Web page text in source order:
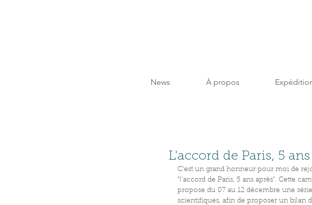
News À propos
L'accord de Paris, 5
C'est un grand honneur pour moi de
"l'accord de Paris, 5 ans après". Cette
propose du 07 au 12 décembre une
scientifiques, afin de proposer un bilan